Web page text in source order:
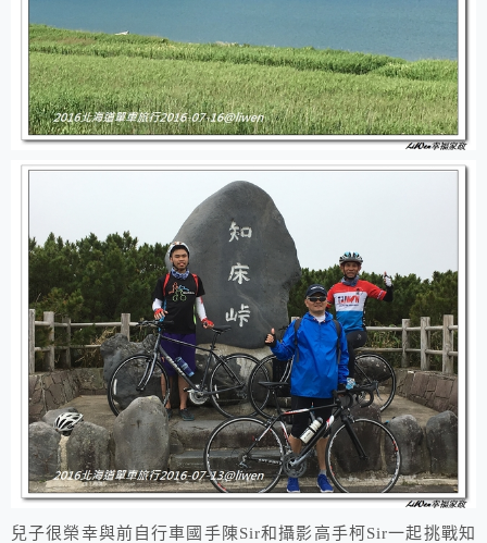
兒子很榮幸與前自行車國手陳Sir和攝影高手柯Sir一起挑戰知